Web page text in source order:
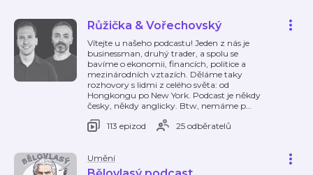
Růžička & Vořechovský
Vítejte u našeho podcastu! Jeden z nás je
businessman, druhý trader, a spolu se
bavíme o ekonomii, financích, politice a
mezinárodních vztazích. Děláme taky
rozhovory s lidmi z celého světa: od
Hongkongu po New York. Podcast je někdy
česky, někdy anglicky. Btw, nemáme p…
113 epizod
25 odběratelů
Umění